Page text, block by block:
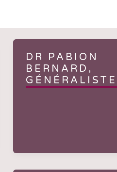
DR PABION
BERNARD,
GÉNÉRALISTE